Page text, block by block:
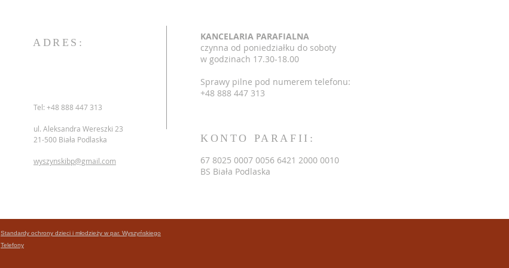
ADRES:
Tel: +48 888 447 313
ul. Aleksandra Wereszki 23
21-500 Biała Podlaska
wyszynskibp@gmail.com
KANCELARIA PARAFIALNA
czynna od poniedziałku do soboty
w godzinach 17.30-18.00
Sprawy pilne pod numerem telefonu:
+48 888 447 313
KONTO PARAFII:
67 8025 0007 0056 6421 2000 0010
BS Biała Podlaska
Standardy ochrony dzieci i młodzieży w par. Wyszyńskiego
Telefony